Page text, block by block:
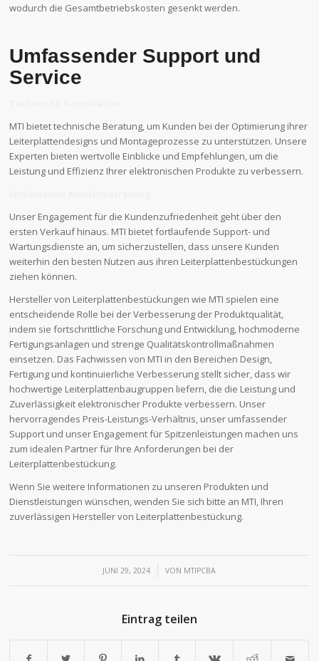
wodurch die Gesamtbetriebskosten gesenkt werden.
Umfassender Support und
Service
MTI bietet technische Beratung, um Kunden bei der Optimierung ihrer
Leiterplattendesigns und Montageprozesse zu unterstützen. Unsere
Experten bieten wertvolle Einblicke und Empfehlungen, um die
Leistung und Effizienz Ihrer elektronischen Produkte zu verbessern.
Unser Engagement für die Kundenzufriedenheit geht über den
ersten Verkauf hinaus. MTI bietet fortlaufende Support- und
Wartungsdienste an, um sicherzustellen, dass unsere Kunden
weiterhin den besten Nutzen aus ihren Leiterplattenbestückungen
ziehen können.
Hersteller von Leiterplattenbestückungen wie MTI spielen eine
entscheidende Rolle bei der Verbesserung der Produktqualität,
indem sie fortschrittliche Forschung und Entwicklung, hochmoderne
Fertigungsanlagen und strenge Qualitätskontrollmaßnahmen
einsetzen. Das Fachwissen von MTI in den Bereichen Design,
Fertigung und kontinuierliche Verbesserung stellt sicher, dass wir
hochwertige Leiterplattenbaugruppen liefern, die die Leistung und
Zuverlässigkeit elektronischer Produkte verbessern. Unser
hervorragendes Preis-Leistungs-Verhältnis, unser umfassender
Support und unser Engagement für Spitzenleistungen machen uns
zum idealen Partner für Ihre Anforderungen bei der
Leiterplattenbestückung.
Wenn Sie weitere Informationen zu unseren Produkten und
Dienstleistungen wünschen, wenden Sie sich bitte an MTI, Ihren
zuverlässigen Hersteller von Leiterplattenbestückung.
JUNI 29, 2024
/ VON MTIPCBA
Eintrag teilen